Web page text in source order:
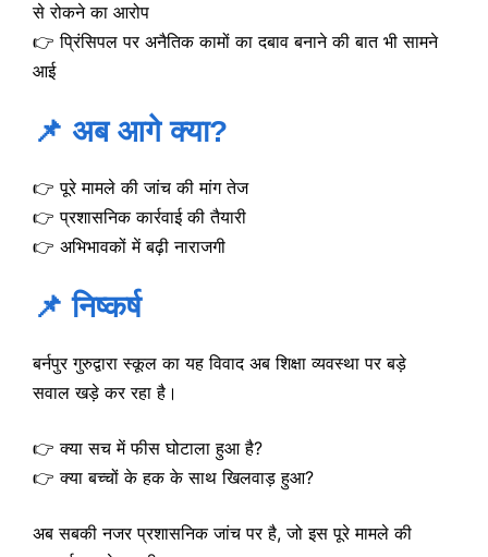
से रोकने का आरोप
👉 प्रिंसिपल पर अनैतिक कामों का दबाव बनाने की बात भी सामने
आई
📌 अब आगे क्या?
👉 पूरे मामले की जांच की मांग तेज
👉 प्रशासनिक कार्रवाई की तैयारी
👉 अभिभावकों में बढ़ी नाराजगी
📌 निष्कर्ष
बर्नपुर गुरुद्वारा स्कूल का यह विवाद अब शिक्षा व्यवस्था पर बड़े
सवाल खड़े कर रहा है।
👉 क्या सच में फीस घोटाला हुआ है?
👉 क्या बच्चों के हक के साथ खिलवाड़ हुआ?
अब सबकी नजर प्रशासनिक जांच पर है, जो इस पूरे मामले की